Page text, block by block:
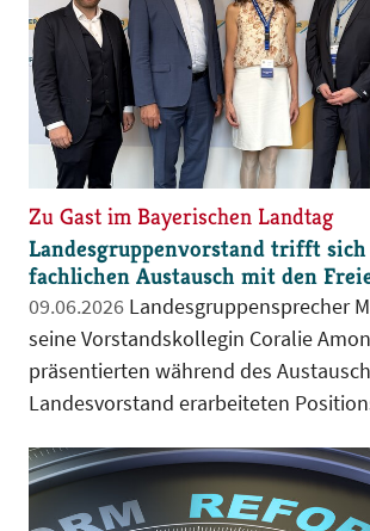
Zu Gast im Bayerischen Landtag
Landesgruppenvorstand trifft sich
fachlichen Austausch mit den
09.06.2026
seine Vorstandskollegin Coralie
präsentierten während des
Landesvorstand erarbeiteten
Soziales.